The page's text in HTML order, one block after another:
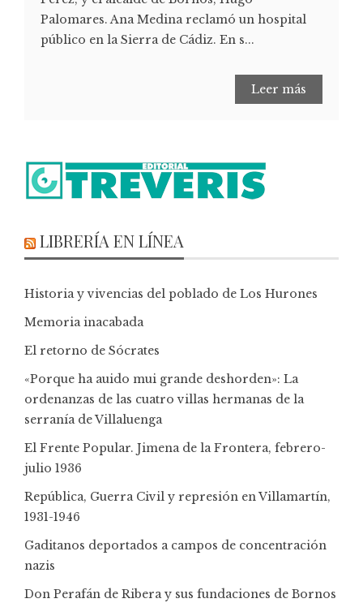
Palomares. Ana Medina reclamó un hospital
público en la Sierra de Cádiz. En s...
Leer más
LIBRERÍA EN LÍNEA
Historia y vivencias del poblado de Los Hurones
Memoria inacabada
El retorno de Sócrates
«Porque ha auido mui grande deshorden»: La
ordenanzas de las cuatro villas hermanas de la
serranía de Villaluenga
El Frente Popular. Jimena de la Frontera, febrero-
julio 1936
República, Guerra Civil y represión en Villamartín,
1931-1946
Gaditanos deportados a campos de concentración
nazis
Don Perafán de Ribera y sus fundaciones de Bornos